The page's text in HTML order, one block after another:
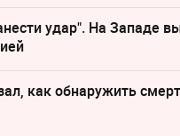
удар". На Западе
как обнаружить